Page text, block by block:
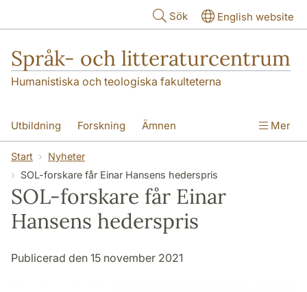
Sök English website
Språk- och litteraturcentrum
Humanistiska och teologiska fakulteterna
Utbildning Forskning Ämnen
SOL-husen Kontakt
Mer
Start
Nyheter
SOL-forskare får Einar Hansens hederspris
SOL-forskare får Einar
Hansens hederspris
Publicerad den 15 november 2021